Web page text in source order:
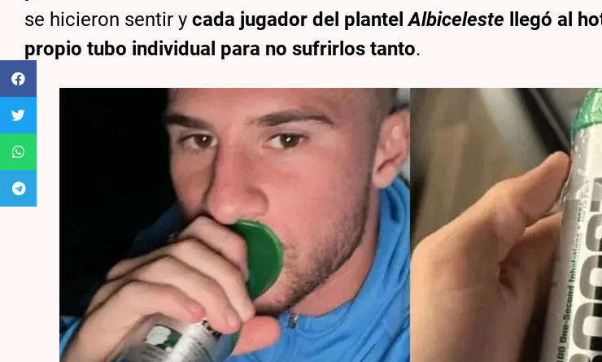
se hicieron sentir ycada jugador del plantelAlbiceleste llegó al
propio tubo individual para no sufrirlos tanto.